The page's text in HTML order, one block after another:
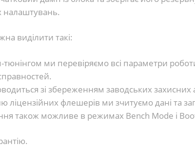
налаштувань.
виділити такі:
ми перевіряємо всі параметри
зі збереженням заводських захисних
флешерів ми зчитуємо дані та
також можливе в режимах Bench Mode і